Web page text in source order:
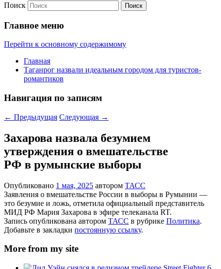
Поиск
Главное меню
Перейти к основному содержимому
Главная
Таганрог назвали идеальным городом для туристов-
романтиков
Навигация по записям
← Предыдущая Следующая →
Захарова назвала безумием
утверждения о вмешательстве
РФ в румынские выборы
Опубликовано 1 мая, 2025 автором ТАСС
Заявления о вмешательстве России в выборы в Румынии —
это безумие и ложь, отметила официальный представитель
МИД РФ Мария Захарова в эфире телеканала RT.
Запись опубликована автором ТАСС в рубрике Политика.
Добавьте в закладки постоянную ссылку.
More from my site